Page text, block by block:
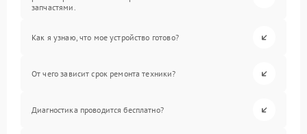
запчастями.
Как я узнаю, что мое устройство готово?
От чего зависит срок ремонта техники?
Диагностика проводится бесплатно?